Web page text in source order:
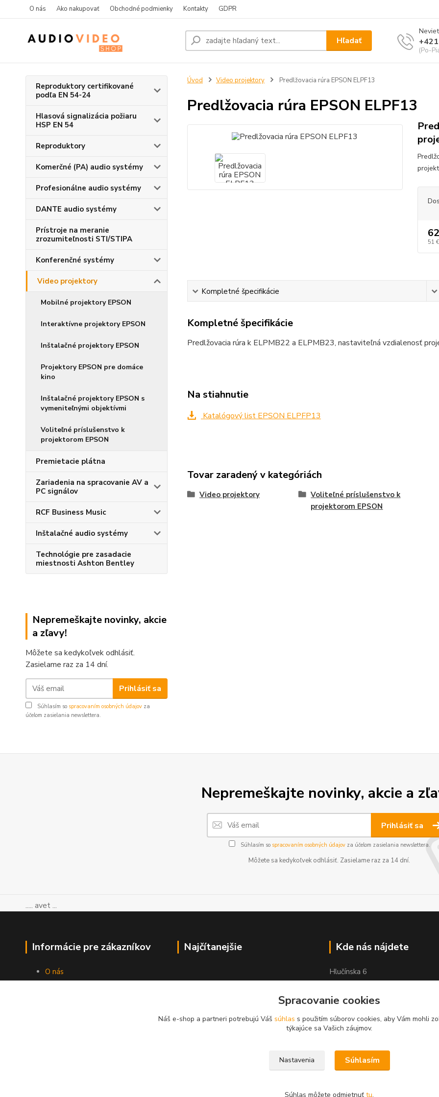
O nás Ako nakupovať Obchodné podmienky Kontakty GDPR
Hľadať
(Po-
Reproduktory certifikované
podľa EN 54-24
Hlasová signalizácia požiaru
HSP EN 54
Reproduktory
Komerčné (PA) audio systémy
Profesionálne audio systémy
DANTE audio systémy
Prístroje na meranie
zrozumiteľnosti STI/STIPA
Konferenčné systémy
Video projektory
Mobilné projektory EPSON
Interaktívne projektory EPSON
Inštalačné projektory EPSON
Projektory EPSON pre domáce
kino
Inštalačné projektory EPSON s
vymeniteľnými objektívmi
Voliteľné príslušenstvo k
projektorom EPSON
Premietacie plátna
Zariadenia na spracovanie AV a
PC signálov
RCF Business Music
Inštalačné audio systémy
Technológie pre zasadacie
miestnosti Ashton Bentley
Nepremeškajte novinky, akcie
a zľavy!
Môžete sa kedykoľvek odhlásiť.
Zasielame raz za 14 dní.
Prihlásiť sa
Súhlasím so spracovaním osobných údajov za
účelom zasielania newslettera.
Úvod Video projektory Predlžovacia rúra EPSON ELPF13
Predlžovacia rúra EPSON ELPF13
51 €
Kompletné špecifikácie
Kompletné špecifikácie
Predlžovacia rúra k ELPMB22 a ELPMB23, nastaviteľná vzdialenosť
Na stiahnutie
Katalógový list EPSON ELPFP13
Tovar zaradený v kategóriách
Video projektory
Voliteľné príslušenstvo k
projektorom EPSON
Nepremeškajte novinky, akcie a
Prihlásiť sa
Súhlasím so spracovaním osobných údajovza účelom zasielania newslettera.
Môžete sa kedykoľvek odhlásiť. Zasielame raz za 14 dní.
..... avet ...
Informácie pre zákazníkov
O nás
Ako nakupovať
Najčítanejšie Kde nás nájdete
Hlučínska 6
Spracovanie cookies
Náš e-shop a partneri potrebujú Váš súhlas s použitím súborov cookies, aby Vám mohli
týkajúce sa Vašich záujmov.
Nastavenia Súhlasím
Súhlas môžete odmietnuť tu.